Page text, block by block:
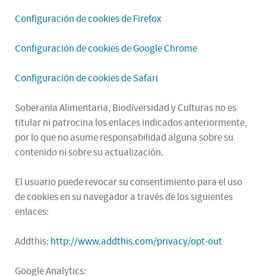
Configuración de cookies de Firefox
Configuración de cookies de Google Chrome
Configuración de cookies de Safari
Soberanía Alimentaria, Biodiversidad y Culturas no es
titular ni patrocina los enlaces indicados anteriormente,
por lo que no asume responsabilidad alguna sobre su
contenido ni sobre su actualización.
El usuario puede revocar su consentimiento para el uso
de cookies en su navegador a través de los siguientes
enlaces:
Addthis: http://www.addthis.com/privacy/opt-out
Google Analytics: